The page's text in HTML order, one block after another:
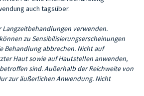
auch tagsüber.
Langzeitbehandlungen verwenden.
zu Sensibilisierungserscheinungen
Behandlung abbrechen. Nicht auf
Haut sowie auf Hautstellen anwenden,
sind. Außerhalb der Reichweite von
zur äußerlichen Anwendung. Nicht